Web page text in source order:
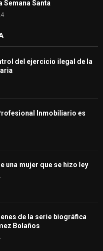
Santa
del ejercicio ilegal de la
Inmobiliario es
una mujer que se hizo ley
de la serie biográfica
Bolaños